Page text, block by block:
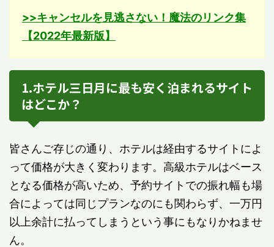
>>キャンセルを見逃さない！魔法のリンク集
【2022年最新版】
1.ホテル三日月に最も安く泊まれるサイト
はどこか？
皆さんご存じの通り、ホテルは経由するサイトによ
って価格が大きく変わります。高級ホテルはベース
となる価格が高いため、予約サイトでの振れ幅も場
合によっては同じプランなのにも関わらず、一万円
以上余計に払ってしまうという事にもなりかねませ
ん。